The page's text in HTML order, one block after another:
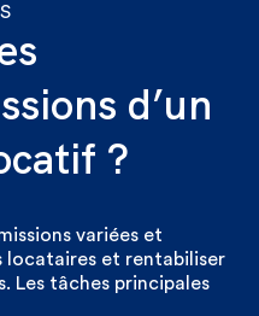
d’un
?
variées et
locataires et rentabiliser
Les tâches principales